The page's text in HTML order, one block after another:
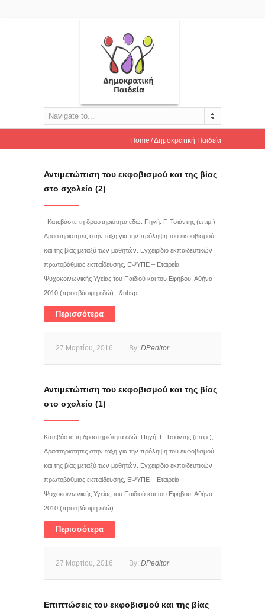
Navigate to...
Home Δημοκρατική Παιδεία
Αντιμετώπιση του εκφοβισμού και της βίας
στο σχολείο (2)
Κατεβάστε τη δραστηριότητα εδώ. Πηγή: Γ. Τσιάντης (επιμ.),
Δραστηριότητες στην τάξη για την πρόληψη του εκφοβισμού
και της βίας μεταξύ των μαθητών. Εγχειρίδιο εκπαιδευτικών
πρωτοβάθμιας εκπαίδευσης, ΕΨΥΠΕ – Εταιρεία
Ψυχοκοινωνικής Υγείας του Παιδιού και του Εφήβου, Αθήνα
2010 (προσβάσιμη εδώ). &nbsp
Περισσότερα
27 Μαρτίου, 2016 By: DPeditor
Αντιμετώπιση του εκφοβισμού και της βίας
στο σχολείο (1)
Κατεβάστε τη δραστηριότητα εδώ. Πηγή: Γ. Τσιάντης (επιμ.),
Δραστηριότητες στην τάξη για την πρόληψη του εκφοβισμού
και της βίας μεταξύ των μαθητών. Εγχειρίδιο εκπαιδευτικών
πρωτοβάθμιας εκπαίδευσης, ΕΨΥΠΕ – Εταιρεία
Ψυχοκοινωνικής Υγείας του Παιδιού και του Εφήβου, Αθήνα
2010 (προσβάσιμη εδώ)
Περισσότερα
27 Μαρτίου, 2016 By: DPeditor
Επιπτώσεις του εκφοβισμού και της βίας